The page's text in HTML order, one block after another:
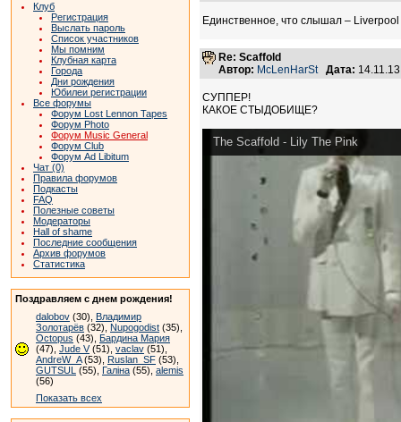
Клуб
Регистрация
Выслать пароль
Список участников
Мы помним
Клубная карта
Города
Дни рождения
Юбилеи регистрации
Все форумы
Форум Lost Lennon Tapes
Форум Photo
Форум Music General
Форум Club
Форум Ad Libitum
Чат (0)
Правила форумов
Подкасты
FAQ
Полезные советы
Модераторы
Hall of shame
Последние сообщения
Архив форумов
Статистика
Поздравляем с днем рождения!
dalobov (30), Владимир
Золотарёв (32), Nupogodist (35),
Octopus (43), Бардина Мария
(47), Jude V(51), vaclav (51),
AndreW_A(53), Ruslan_SF (53),
GUTSUL (55), Галіна (55), alemis
(56)
Показать всех
Единственное, что слышал –
Re: Scaffold
Автор: McLenHarSt Дата:
СУППЕР!
КАКОЕ СТЫДОБИЩЕ?
The Scaffold - Lily The Pink